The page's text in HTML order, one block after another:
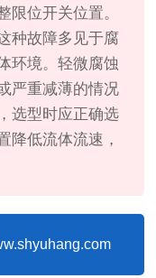
限位开关位置。
种故障多见于腐
环境。轻微腐蚀
严重减薄的情况
选型时应正确选
降低流体流速，